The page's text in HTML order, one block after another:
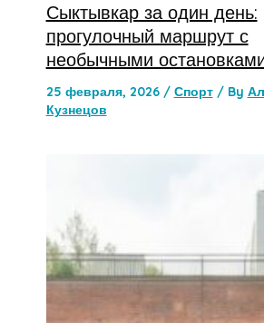
Сыктывкар за один день:
прогулочный маршрут с
необычными
25 февраля, 2026 / Спорт/ By
Кузнецов